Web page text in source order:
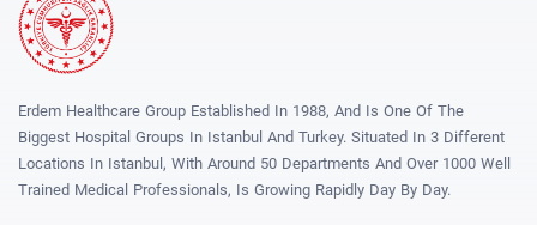
Erdem Healthcare Group Established In 1988, And Is One Of The
Biggest Hospital Groups In Istanbul And Turkey. Situated In 3 Different
Locations In Istanbul, With Around 50 Departments And Over 1000 Well
Trained Medical Professionals, Is Growing Rapidly Day By Day.